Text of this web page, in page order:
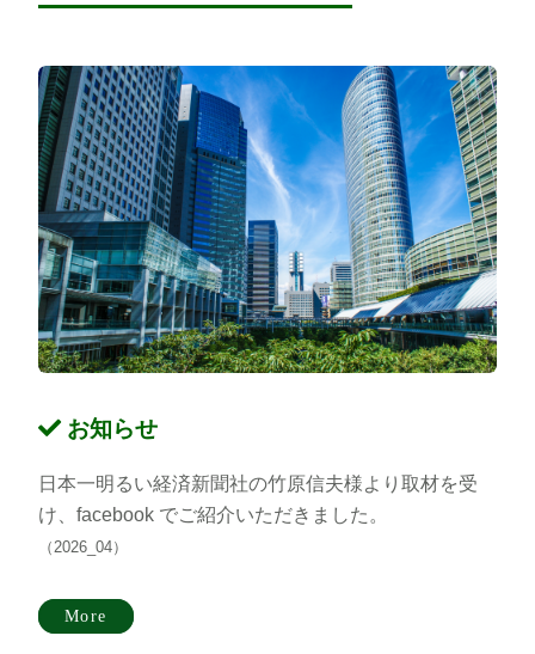
お知らせ
日本一明るい経済新聞社の竹原信夫様より取材を受
け、facebook でご紹介いただきました。
（2026_04）
More